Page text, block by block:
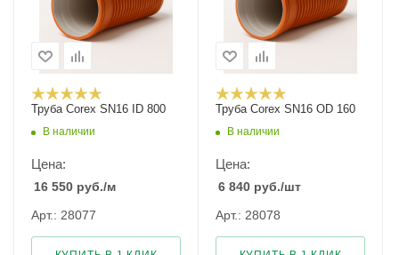
Труба Corex SN16 ID 800
В наличии
Цена:
16 550 руб./м
Арт.: 28077
Труба Corex SN16 ОD 160
В наличии
Цена:
6 840 руб./шт
Арт.: 28078